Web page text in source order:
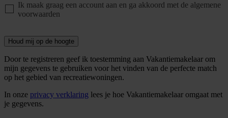
Ik maak graag een account aan en ga akkoord met de algemene
voorwaarden
Houd mij op de hoogte
Door te registreren geef ik toestemming aan Vakantiemakelaar om
mijn gegevens te gebruiken voor het vinden van de perfecte match
op het gebied van recreatiewoningen.
In onze privacy verklaring lees je hoe Vakantiemakelaar omgaat met
je gegevens.